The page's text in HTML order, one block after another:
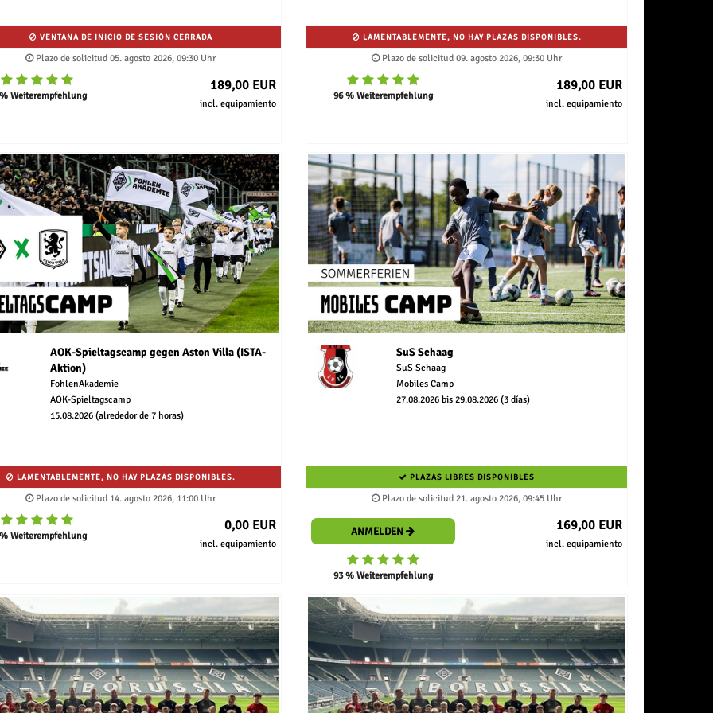
VENTANA DE INICIO DE SESIÓN CERRADA
Plazo de solicitud 05. agosto 2026, 09:30 Uhr
Weiterempfehlung
189,00 EUR
incl. equipamiento
LAMENTABLEMENTE, NO HAY PLAZAS DISPONIBLES.
Plazo de solicitud 09. agosto 2026, 09:30 Uhr
96 % Weiterempfehlung
189,00 EUR
incl. equipamiento
AOK-Spieltagscamp gegen Aston Villa (ISTA-
Aktion)
FohlenAkademie
AOK-Spieltagscamp
15.08.2026 (alrededor de 7 horas)
LAMENTABLEMENTE, NO HAY PLAZAS DISPONIBLES.
Plazo de solicitud 14. agosto 2026, 11:00 Uhr
Weiterempfehlung
0,00 EUR
incl. equipamiento
SuS Schaag
SuS Schaag
Mobiles Camp
27.08.2026 bis 29.08.2026 (3 días)
PLAZAS LIBRES DISPONIBLES
Plazo de solicitud 21. agosto 2026, 09:45 Uhr
ANMELDEN
93 % Weiterempfehlung
169,00 EUR
incl. equipamiento